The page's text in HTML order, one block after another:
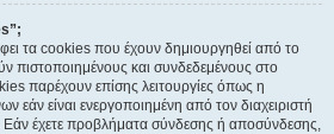
τα cookies που έχουν δημιουργηθεί από το
πιστοποιημένους και συνδεδεμένους στο
παρέχουν επίσης λειτουργίες όπως η
είναι ενεργοποιημένη από τον διαχειριστή
έχετε προβλήματα σύνδεσης ή αποσύνδεσης,